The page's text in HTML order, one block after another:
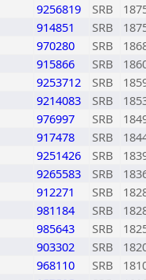
9256819 SRB
914851 SRB
970280 SRB
915866 SRB
9253712 SRB
9214083 SRB
976997 SRB
917478 SRB
9251426 SRB
9265583 SRB
912271 SRB
981184 SRB
985643 SRB
903302 SRB
968110 SRB